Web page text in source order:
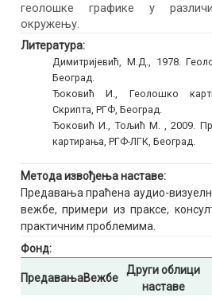
геолошке графике у
окружењу.
Литература:
Димитријевић, М.Д., 1978.
Београд.
Ђоковић И., Геолошко
Скрипта, РГФ, Београд.
Ђоковић И., Тољић М. , 2009.
картирања, РГФ-ЛГК, Београд.
Метода извођења наставе:
Предавања праћена аудио-
вежбе, примери из праксе,
практичним проблемима.
Фонд:
ПредавањаВежбе
Други облици
наставе